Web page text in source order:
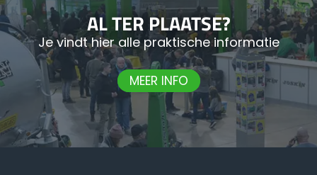
Български
Eesti keel
Slovenija
AL TER PLAATSE?
Je vindt hier alle praktische informatie
MEER INFO